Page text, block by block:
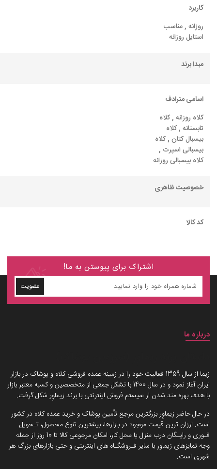
کاربرد
روزانه , مناسب
استایل روزانه
مبدا برند
اسامی مترادف
کلاه روزانه , کلاه
تابستانه , کلاه
بیسبال کتان , کلاه
بیسبالی اسپرت ,
کلاه بیسبالی روزانه
خصوصیت ظاهری
کد کالا
اشتراک برای پیوستن به ما!
عضویت
درباره ما
زیما از سال 1359 فعالیت خود را در زمینه عمده فروشی کلاه و پوشاک در بازار
ایران آغاز نمود و در سال 1400 با تشکل جمعی از متخصصین و کسبه معتبر بازار
با هدف بهره مند شدن از سیستم فروش اینترنتی با برند زیماوِر شکل گرفت.
در حال حاضر زیماوِر بزرگترین مرجع تأمین پوشاک و خرید عمده کلاه در کشور
است. ارزان ترین قیمت موجود در بازارها، بیشترین تنوع محصول، تـحویل
فـوری و رایـگان درب منزل یا محل کار، امکان مرجوعی کالا تا 10 روز از جمله
وجه تمایزهای زیماور با سایر فـروشگـاه های اینترنتی و حتی بازارهای بزرگ هر
شهری است.